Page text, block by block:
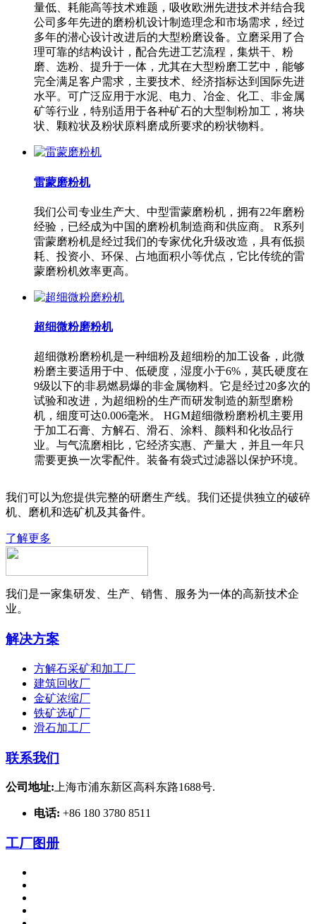
量低、耗能高等技术难题，吸收欧洲先进技术并结合我
公司多年先进的磨粉机设计制造理念和市场需求，经过
多年的潜心设计改进后的大型粉磨设备。立磨采用了合
理可靠的结构设计，配合先进工艺流程，集烘干、粉
磨、选粉、提升于一体，尤其在大型粉磨工艺中，能够
完全满足客户需求，主要技术、经济指标达到国际先进
水平。可广泛应用于水泥、电力、冶金、化工、非金属
矿等行业，特别适用于各种矿石的大型制粉加工，将块
状、颗粒状及粉状原料磨成所要求的粉状物料。
雷蒙磨粉机
我们公司专业生产大、中型雷蒙磨粉机，拥有22年磨粉
经验，已经成为中国的磨粉机制造商和供应商。 R系列
雷蒙磨粉机是经过我们的专家优化升级改造，具有低损
耗、投资小、环保、占地面积小等优点，它比传统的雷
蒙磨粉机效率更高。
超细微粉磨粉机
超细微粉磨粉机是一种细粉及超细粉的加工设备，此微
粉磨主要适用于中、低硬度，湿度小于6%，莫氏硬度在
9级以下的非易燃易爆的非金属物料。它是经过20多次的
试验和改进，为超细粉的生产而研发制造的新型磨粉
机，细度可达0.006毫米。 HGM超细微粉磨粉机主要用
于加工石膏、方解石、滑石、涂料、颜料和化妆品行
业。与气流磨相比，它经济实惠、产量大，并且一年只
需要更换一次零配件。装备有袋式过滤器以保护环境。
我们可以为您提供完整的研磨生产线。我们还提供独立的破碎
机、磨机和选矿机及其备件。
了解更多
我们是一家集研发、生产、销售、服务为一体的高新技术企
业。
解决方案
方解石采矿和加工厂
建筑回收厂
金矿浓缩厂
铁矿选矿厂
滑石加工厂
联系我们
公司地址: 上海市浦东新区高科东路1688号.
电话: +86 180 3780 8511
工厂图册